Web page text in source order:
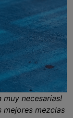
muy necesarias!
mejores mezclas